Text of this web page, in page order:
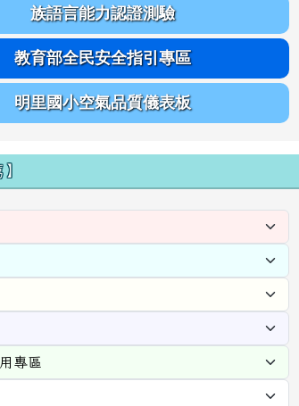
族語言能力認證測驗
教育部全民安全指引專區
明里國小空氣品質儀表板